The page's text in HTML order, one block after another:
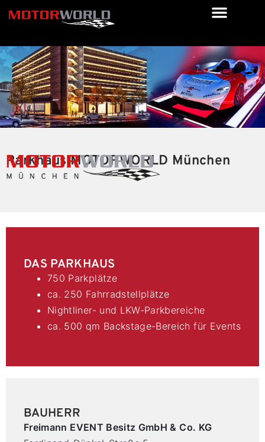
Parkhaus MOTORWORLD München
DAS PARKHAUS
750 Parkplätze
ca. 250 Fahrradstellplätze
Nightliner- und LKW-Parkbereiche
ca. 500 qm Backstage-Bereich für Events
BAUHERR
Freimann EVENT Besitz GmbH & Co. KG